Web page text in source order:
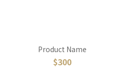
Product Name
$300